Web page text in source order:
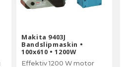
Makita 9403J
Bandslipmaskin •
100x610 • 1200W
Effektiv 1200 W motor